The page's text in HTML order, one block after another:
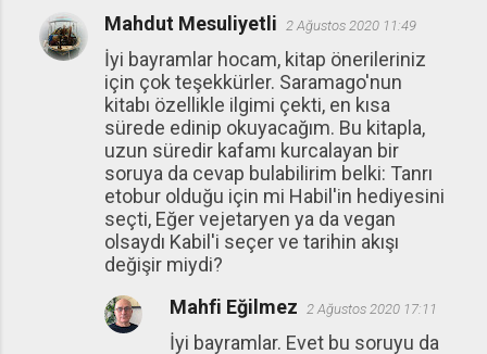
Y
o
Mahdut Mesuliyetli 2 Ağustos 2020 11:49
İyi bayramlar hocam, kitap önerileriniz
için çok teşekkürler. Saramago'nun
kitabı özellikle ilgimi çekti, en kısa
sürede edinip okuyacağım. Bu kitapla,
uzun süredir kafamı kurcalayan bir
soruya da cevap bulabilirim belki: Tanrı
etobur olduğu için mi Habil'in hediyesini
seçti, Eğer vejetaryen ya da vegan
olsaydı Kabil'i seçer ve tarihin akışı
değişir miydi?
Mahfi Eğilmez 2 Ağustos 2020 17:11
İyi bayramlar. Evet bu soruyu da